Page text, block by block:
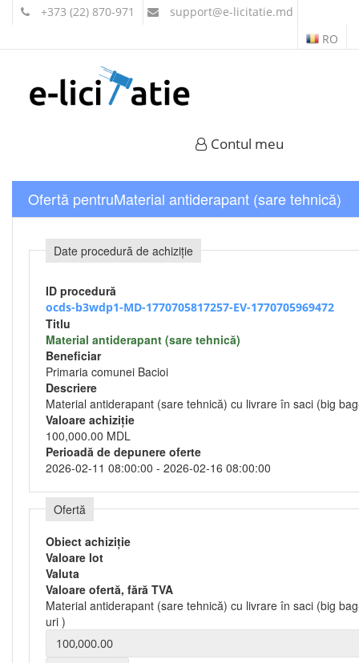
+373 (22) 870-971 support@e-licitatie.md
RO
Contul meu
Ofertă pentruMaterial antiderapant (sare tehnică)
Date procedură de achiziție
ID procedură
ocds-b3wdp1-MD-1770705817257-EV-1770705969472
Titlu
Material antiderapant (sare tehnică)
Beneficiar
Primaria comunei Bacioi
Descriere
Material antiderapant (sare tehnică) cu livrare în saci (big
Valoare achiziție
100,000.00 MDL
Perioadă de depunere oferte
2026-02-11 08:00:00 - 2026-02-16 08:00:00
Ofertă
Obiect achiziție
Valoare lot
Valuta
Valoare ofertă, fără TVA
Material antiderapant (sare tehnică) cu livrare în saci (big
uri )